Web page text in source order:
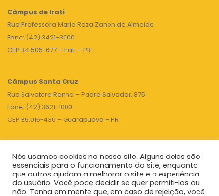
Câmpus de Irati
Rua Professora Maria Roza Zanon de Almeida
Fone: (42) 3421-3000
CEP 84.505-677 – Irati – PR
Câmpus Santa Cruz
Rua Salvatore Renna – Padre Salvador, 875
Fone: (42) 3621-1000
CEP 85.015-430 – Guarapuava – PR
TOPO
Unicentro |Governo do Paraná|Seti| Agenda do Reitor
Nós usamos cookies no nosso site. Alguns deles são
essenciais para o funcionamento do site, enquanto
que outros ajudam a melhorar o site e a experiência
do usuário. Você pode decidir se quer permiti-los ou
não. Tenha em mente que, em caso de rejeição, você